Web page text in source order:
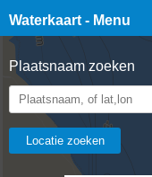
Waterkaart - Menu
Plaatsnaam zoeken
☰ Waterkaart Live